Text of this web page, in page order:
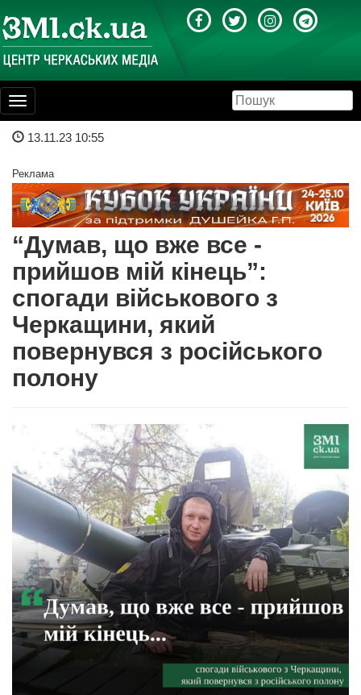
Toggle
navigation
13.11.23 10:55
Реклама
“Думав, що вже все -
прийшов мій кінець”:
спогади військового з
Черкащини, який
повернувся з російського
полону